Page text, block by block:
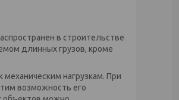
в строительстве
длинных грузов, кроме
нагрузкам. При
возможность его